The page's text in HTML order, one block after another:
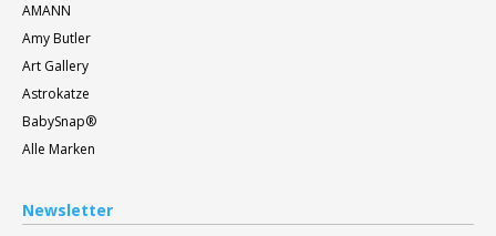
AMANN
Amy Butler
Art Gallery
Astrokatze
BabySnap®
Alle Marken
Newsletter